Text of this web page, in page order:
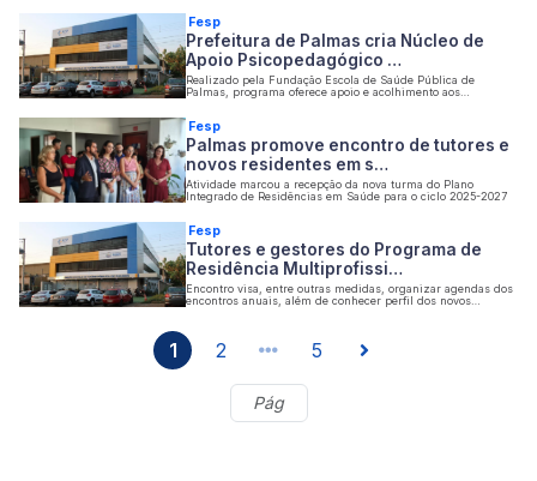
Fesp
Prefeitura de Palmas cria Núcleo de
Apoio Psicopedagógico …
Realizado pela Fundação Escola de Saúde Pública de
Palmas, programa oferece apoio e acolhimento aos
Fesp
Palmas promove encontro de tutores e
novos residentes em s…
Atividade marcou a recepção da nova turma do Plano
Integrado de Residências em Saúde para o ciclo 2025-2027
Fesp
Tutores e gestores do Programa de
Residência Multiprofissi…
Encontro visa, entre outras medidas, organizar agendas dos
encontros anuais, além de conhecer perfil dos novos
1 2 5